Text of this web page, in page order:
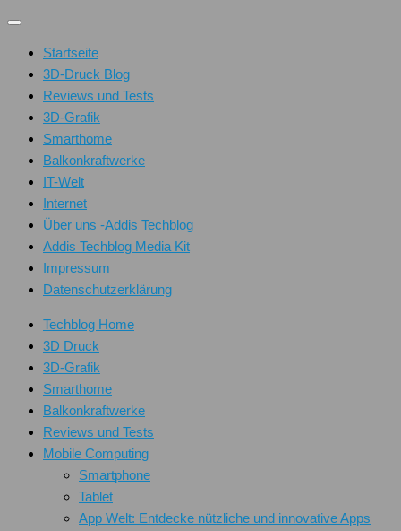
Unter
Inhalt
Startseite
3D-Druck Blog
Reviews und Tests
3D-Grafik
Smarthome
Balkonkraftwerke
IT-Welt
Internet
Über uns -Addis Techblog
Addis Techblog Media Kit
Impressum
Datenschutzerklärung
Techblog Home
3D Druck
3D-Grafik
Smarthome
Balkonkraftwerke
Reviews und Tests
Mobile Computing
Smartphone
Tablet
App Welt: Entdecke nützliche und innovative Apps